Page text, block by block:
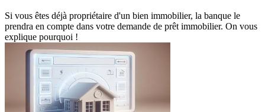
Si vous êtes déjà propriétaire d'un bien immobilier, la banque le
prendra en compte dans votre demande de prêt immobilier. On vous
explique pourquoi !